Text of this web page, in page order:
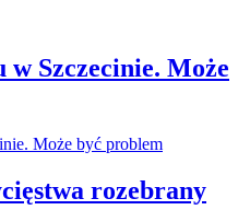
w Szczecinie. Może
rozebrany